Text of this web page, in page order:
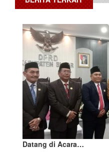
Datang di Acara…